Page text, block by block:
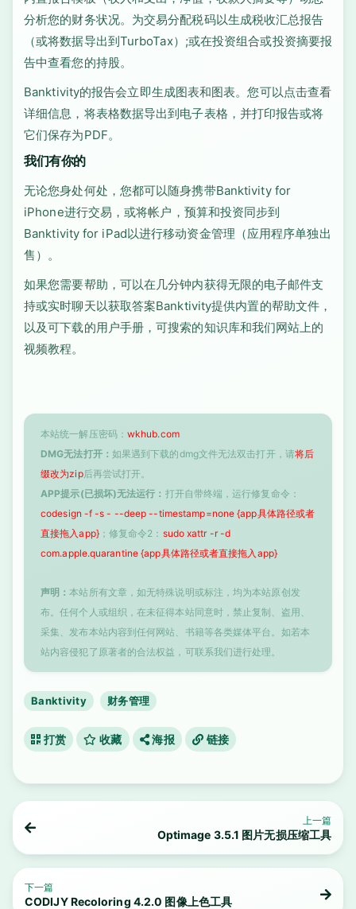
分析您的财务状况。为交易分配税码以生成税收汇总报告
（或将数据导出到TurboTax）;或在投资组合或投资摘要报
告中查看您的持股。
Banktivity的报告会立即生成图表和图表。您可以点击查看
详细信息，将表格数据导出到电子表格，并打印报告或将
它们保存为PDF。
我们有你的
无论您身处何处，您都可以随身携带Banktivity for
iPhone进行交易，或将帐户，预算和投资同步到
Banktivity for iPad以进行移动资金管理（应用程序单独出
售）。
如果您需要帮助，可以在几分钟内获得无限的电子邮件支
持或实时聊天以获取答案Banktivity提供内置的帮助文件，
以及可下载的用户手册，可搜索的知识库和我们网站上的
视频教程。
本站统一解压密码： wkhub.com
DMG无法打开： 如果遇到下载的dmg文件无法双击打开，请将后
缀改为zip后再尝试打开。
APP提示(已损坏)无法运行： 打开自带终端，运行修复命令：
codesign -f -s - --deep --timestamp=none {app具体路径或者
直接拖入app}；修复命令2： sudo xattr -r -d
com.apple.quarantine {app具体路径或者直接拖入app}
声明：本站所有文章，如无特殊说明或标注，均为本站原创发
布。任何个人或组织，在未征得本站同意时，禁止复制、盗用、
采集、发布本站内容到任何网站、书籍等各类媒体平台。如若本
站内容侵犯了原著者的合法权益，可联系我们进行处理。
Banktivity 财务管理
打赏 收藏 海报 链接
上一篇
Optimage 3.5.1 图片无损压缩工具
下一篇
CODIJY Recoloring 4.2.0 图像上色工具